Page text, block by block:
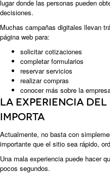
lugar donde las personas pueden
decisiones.
Muchas campañas digitales llevan
página web para:
solicitar cotizaciones
completar formularios
reservar servicios
realizar compras
conocer más sobre la
La experiencia
importa
Actualmente, no basta con
importante que el sitio sea rápido,
Una mala experiencia puede hacer
pocos segundos.